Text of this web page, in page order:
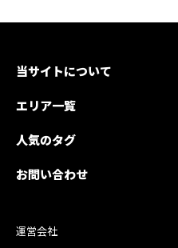
当サイトについて
エリア一覧
人気のタグ
お問い合わせ
運営会社